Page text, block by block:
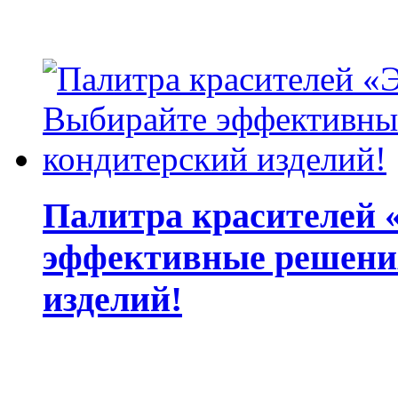
Палитра
эффективные
изделий!